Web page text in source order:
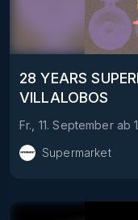
28 YEARS
VILLALOBOS
Fr., 11. September ab
Supermarket